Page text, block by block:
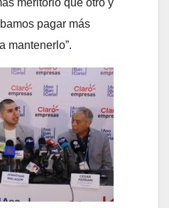
meritorio que otro y
pagar más
mantenerlo”.